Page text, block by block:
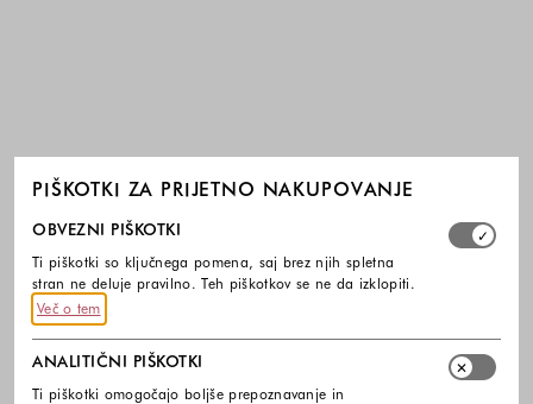
PIŠKOTKI ZA PRIJETNO NAKUPOVANJE
Izberite, katere skupine piškotkov dovolite. Obvezni
OBVEZNI PIŠKOTKI
Ti piškotki so ključnega pomena, saj brez njih spletna
stran ne deluje pravilno. Teh piškotkov se ne da izklopiti.
Več o tem
ANALITIČNI PIŠKOTKI
Ti piškotki omogočajo boljše prepoznavanje in